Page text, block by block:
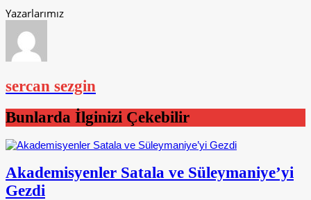
Yazarlarımız
sercan sezgin
Bunlarda İlginizi Çekebilir
Akademisyenler Satala ve Süleymaniye’yi
Gezdi